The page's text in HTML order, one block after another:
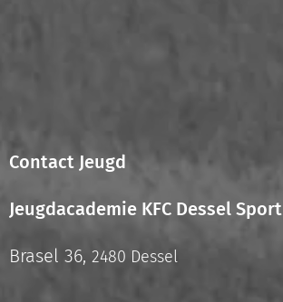
Contact Jeugd
Jeugdacademie KFC Dessel Sport
Brasel 36, 2480 Dessel